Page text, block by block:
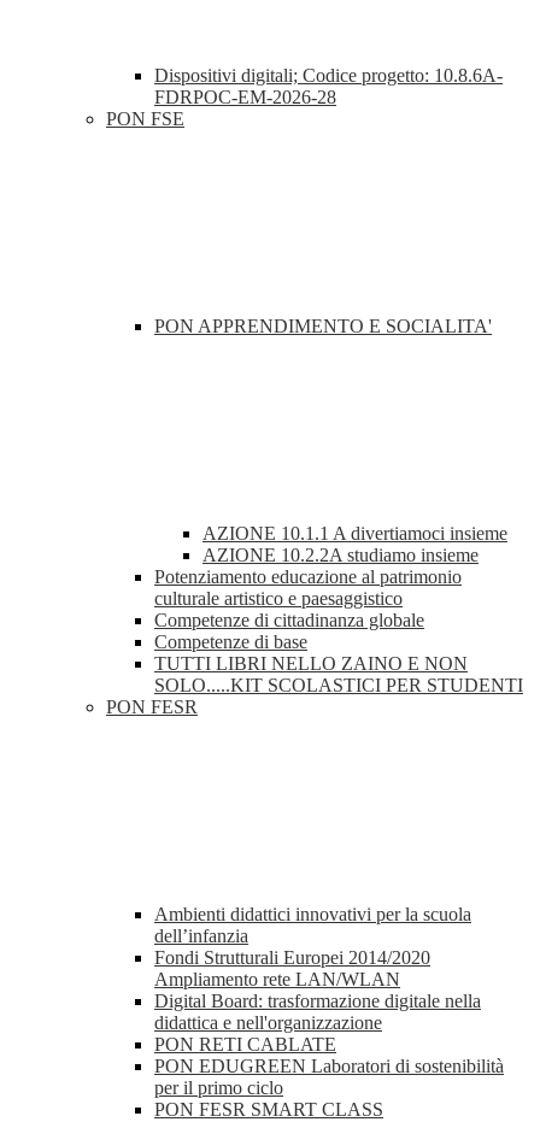
Dispositivi digitali; Codice progetto: 10.8.6A-
FDRPOC-EM-2026-28
PON FSE
PON APPRENDIMENTO E SOCIALITA'
AZIONE 10.1.1 A divertiamoci insieme
AZIONE 10.2.2A studiamo insieme
Potenziamento educazione al patrimonio
culturale artistico e paesaggistico
Competenze di cittadinanza globale
Competenze di base
TUTTI LIBRI NELLO ZAINO E NON
SOLO.....KIT SCOLASTICI PER STUDENTI
PON FESR
Ambienti didattici innovativi per la scuola
dell’infanzia
Fondi Strutturali Europei 2014/2020
Ampliamento rete LAN/WLAN
Digital Board: trasformazione digitale nella
didattica e nell'organizzazione
PON RETI CABLATE
PON EDUGREEN Laboratori di sostenibilità
per il primo ciclo
PON FESR SMART CLASS